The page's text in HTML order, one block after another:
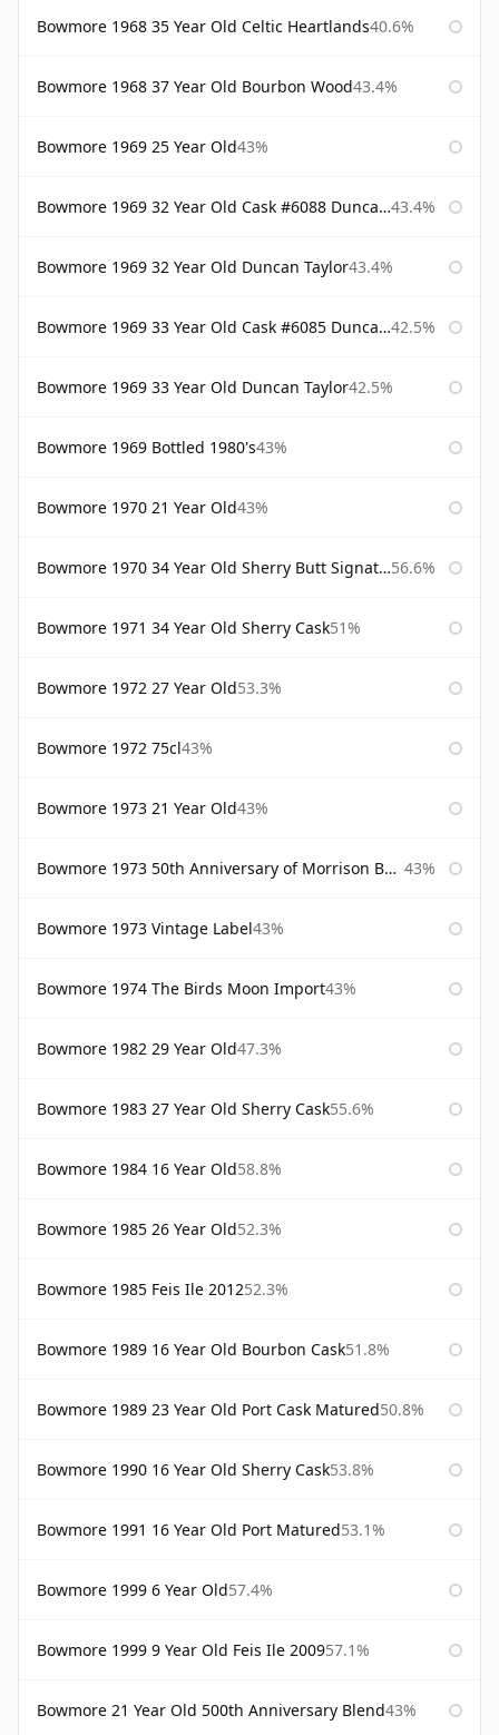
Bowmore 1968 35 Year Old Celtic Heartlands40.6%
Bowmore 1968 37 Year Old Bourbon Wood43.4%
Bowmore 1969 25 Year Old43%
Bowmore 1969 32 Year Old Cask #6088 Duncan Taylor 43.4%
Bowmore 1969 32 Year Old Duncan Taylor43.4%
Bowmore 1969 33 Year Old Cask #6085 Duncan Taylor 42.5%
Bowmore 1969 33 Year Old Duncan Taylor42.5%
Bowmore 1969 Bottled 1980's43%
Bowmore 1970 21 Year Old43%
Bowmore 1970 34 Year Old Sherry Butt Signatory 56.6%
Bowmore 1971 34 Year Old Sherry Cask51%
Bowmore 1972 27 Year Old53.3%
Bowmore 1972 75cl43%
Bowmore 1973 21 Year Old43%
Bowmore 1973 50th Anniversary of Morrison Bowmore 43%
Bowmore 1973 Vintage Label43%
Bowmore 1974 The Birds Moon Import43%
Bowmore 1982 29 Year Old47.3%
Bowmore 1983 27 Year Old Sherry Cask55.6%
Bowmore 1984 16 Year Old58.8%
Bowmore 1985 26 Year Old52.3%
Bowmore 1985 Feis Ile 201252.3%
Bowmore 1989 16 Year Old Bourbon Cask51.8%
Bowmore 1989 23 Year Old Port Cask Matured50.8%
Bowmore 1990 16 Year Old Sherry Cask53.8%
Bowmore 1991 16 Year Old Port Matured53.1%
Bowmore 1999 6 Year Old57.4%
Bowmore 1999 9 Year Old Feis Ile 200957.1%
Bowmore 21 Year Old 500th Anniversary Blend43%